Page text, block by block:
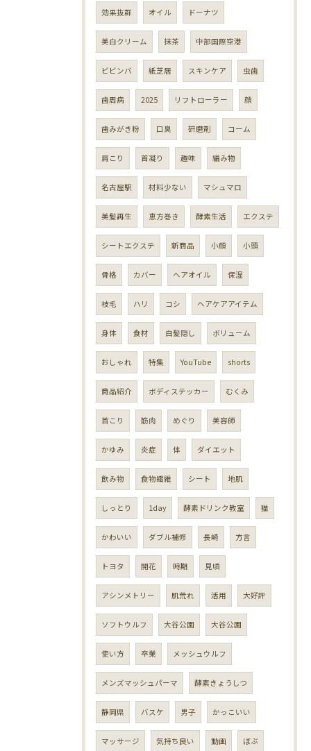
効果抜群 オイル ドーナツ
美白クリーム 抹茶 中部国際空港
ビビンバ 紙芝居 スキンケア 虫歯
歯周病 2025 リフトローラー 顔
歯みがき粉 口臭 研磨剤 コーム
肩こり 首凝り 趣味 編み物
名古屋駅 材料少ない マシュマロ
美髪再生 恵方巻き 酵素生活 エクステ
シートエクステ 新商品 小顔 小頭
骨格 カバー ヘアオイル 保湿
枝毛 ハリ コシ ヘアケアアイテム
身体 食材 白髪隠し ボリューム
おしゃれ 特集 YouTube shorts
商品紹介 ボディステッカー むくみ
首こり 筋肉 めぐり 美容師
かゆみ 炎症 体 ダイエット
飲み物 食物繊維 シート 地肌
しっとり 1day 酵素ドリンク教室 猫
かわいい ダブル補修 長崎 方言
トヨタ 開花 時期 見頃
アシンメトリー 肌荒れ 活用 大好評
ソフトウルフ 大谷公園 大谷公園
使い方 卒業 メッシュウルフ
メンズマッシュパーマ 酵素きょうしつ
静岡県 バスケ 男子 かっこいい
マッサージ 気持ち良い 動画 ぼぶ